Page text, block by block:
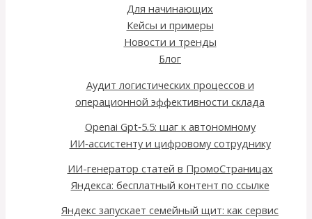
Для начинающих
Кейсы и примеры
Новости и тренды
Блог
Аудит логистических процессов и
операционной эффективности склада
Openai Gpt‑5.5: шаг к автономному
ИИ‑ассистенту и цифровому сотруднику
ИИ-генератор статей в ПромоСтраницах
Яндекса: бесплатный контент по ссылке
Яндекс запускает семейный щит: как сервис